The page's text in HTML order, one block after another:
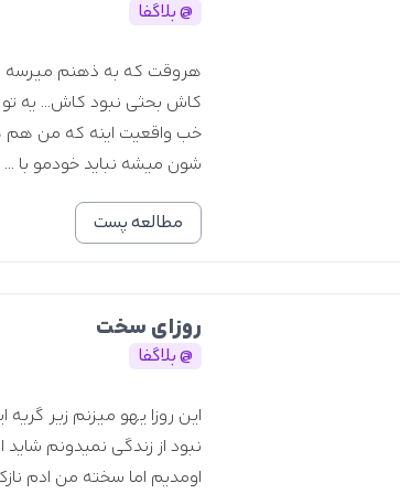
@ بلاگفا
هروقت که به ذهنم میرسه
کاش بحثی نبود کاش... یه
خب واقعیت اینه که من هم
شون میشه نباید خودمو با ...
مطالعه پست
روزای سخت
@ بلاگفا
این روزا یهو میزنم زیر
نبود از زندگی نمیدونم
اومدیم اما سخته من ادم